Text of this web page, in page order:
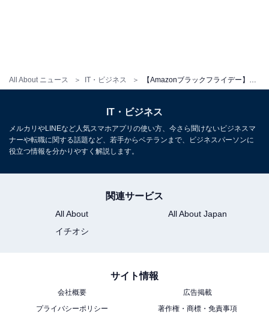
All About ニュース IT・ビジネス
※情報は記事執筆時点のものとなります。価格は購入前
にAmazon上でご確認ください。また、数量限定の商品
【おすすめ記事】
【Amazonブラックフライデー】ワイヤレスイヤフォン
おすすめ3選！ 注目の新商品などが最大8000円OFFで出
IT・ビジネス
メルカリやLINEなど人気スマホアプリの使い方、今さら聞けないビジネスマ
ナーや転職に関する話題など、若手からベテランまで、ビジネスパーソンに
役立つ情報を分かりやすく解説します。
関連サービス
All About
All About Japan
イチオシ
サイト情報
会社概要
広告掲載
プライバシーポリシー
著作権・商標・免責事項